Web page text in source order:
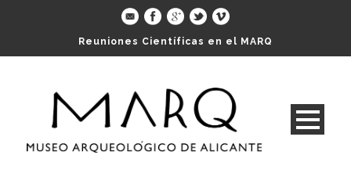
Reuniones Científicas en el MARQ